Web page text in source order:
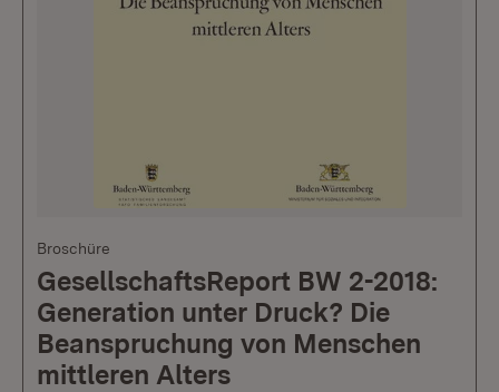
Broschüre
GesellschaftsReport BW 2-2018:
Generation unter Druck? Die
Beanspruchung von Menschen
mittleren Alters